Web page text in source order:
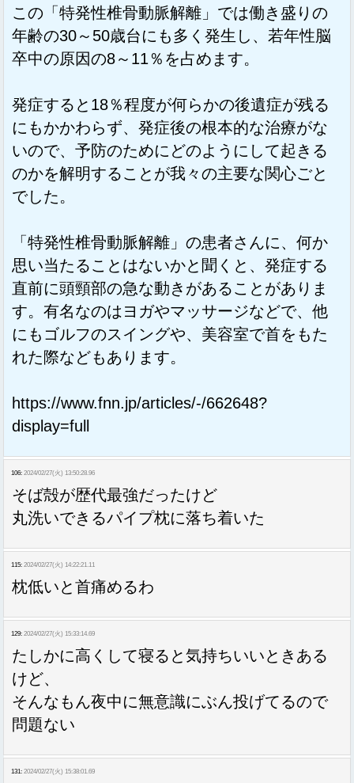
この「特発性椎骨動脈解離」では働き盛りの
年齢の30～50歳台にも多く発生し、若年性脳
卒中の原因の8～11％を占めます。
発症すると18％程度が何らかの後遺症が残る
にもかかわらず、発症後の根本的な治療がな
いので、予防のためにどのようにして起きる
のかを解明することが我々の主要な関心ごと
でした。
「特発性椎骨動脈解離」の患者さんに、何か
思い当たることはないかと聞くと、発症する
直前に頭頸部の急な動きがあることがありま
す。有名なのはヨガやマッサージなどで、他
にもゴルフのスイングや、美容室で首をもた
れた際などもあります。
https://www.fnn.jp/articles/-/662648?
display=full
106: 2024/02/27(火) 13:50:28.96
そば殻が歴代最強だったけど
丸洗いできるパイプ枕に落ち着いた
115: 2024/02/27(火) 14:22:21.11
枕低いと首痛めるわ
129: 2024/02/27(火) 15:33:14.69
たしかに高くして寝ると気持ちいいときある
けど、
そんなもん夜中に無意識にぶん投げてるので
問題ない
131: 2024/02/27(火) 15:38:01.69